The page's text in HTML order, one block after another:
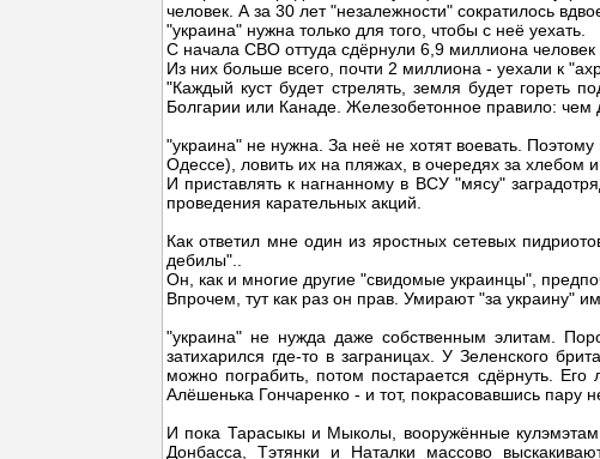
человек. А за 30 лет "незалежности" сократилось
"украина" нужна только для того, чтобы с неё уехать.
С начала СВО оттуда сдёрнули 6,9 миллиона
Из них больше всего, почти 2 миллиона - уехали к
"Каждый куст будет стрелять, земля будет гореть
Болгарии или Канаде. Железобетонное правило: чем
"украина" не нужна. За неё не хотят воевать.
Одессе), ловить их на пляжах, в очередях за хлебом
И приставлять к нагнанному в ВСУ "мясу"
проведения карательных акций.
Как ответил мне один из яростных сетевых
дебилы"..
Он, как и многие другие "свидомые украинцы",
Впрочем, тут как раз он прав. Умирают "за украину"
"украина" не нужда даже собственным элитам.
затихарился где-то в заграницах. У Зеленского
можно пограбить, потом постарается сдёрнуть.
Алёшенька Гончаренко - и тот, покрасовавшись пару
И пока Тарасыкы и Мыколы, вооружённые
Донбасса, Тэтянки и Наталки массово